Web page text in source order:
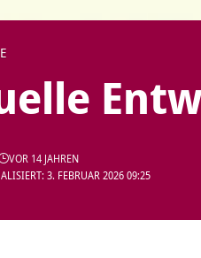
3. FEBRUAR 2026 09:25
VOR 14 JAHREN